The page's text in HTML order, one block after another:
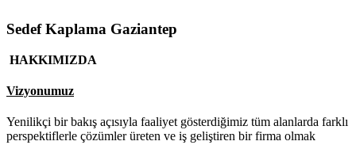
Sedef Kaplama Gaziantep
HAKKIMIZDA
Vizyonumuz
Yenilikçi bir bakış açısıyla faaliyet gösterdiğimiz tüm alanlarda farklı
perspektiflerle çözümler üreten ve iş geliştiren bir firma olmak